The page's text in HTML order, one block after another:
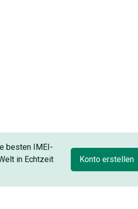
besten IMEI-
in Echtzeit
Konto erstellen